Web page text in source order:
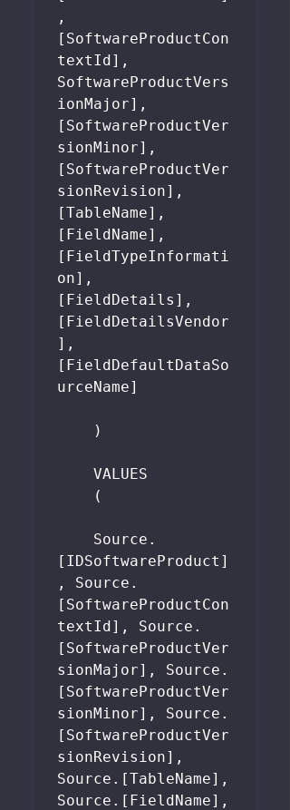
,
[SoftwareProductCon
textId],
SoftwareProductVers
ionMajor],
[SoftwareProductVer
sionMinor],
[SoftwareProductVer
sionRevision],
[TableName],
[FieldName],
[FieldTypeInformati
on],
[FieldDetails],
[FieldDetailsVendor
],
[FieldDefaultDataSo
urceName]
[IDSoftwareProduct]
, Source.
[SoftwareProductCon
textId], Source.
[SoftwareProductVer
sionMajor], Source.
[SoftwareProductVer
sionMinor], Source.
[SoftwareProductVer
sionRevision],
Source.[TableName],
Source.[FieldName],